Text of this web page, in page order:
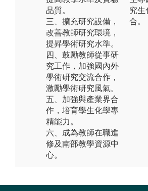
品質。
三、擴充研究設備，
改善教師研究環境，
提昇學術研究水準。
四、鼓勵教師從事研
究工作，加強國內外
學術研究交流合作，
激勵學術研究風氣。
五、加強與產業界合
作，培育學生化學專
精能力。
六、成為教師在職進
修及南部教學資源中
心。
究生
合。